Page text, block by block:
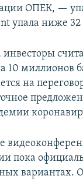
ОПЕК, —
упала ниже 32
инвесторы
10 миллионов
на
пока
вариантах.